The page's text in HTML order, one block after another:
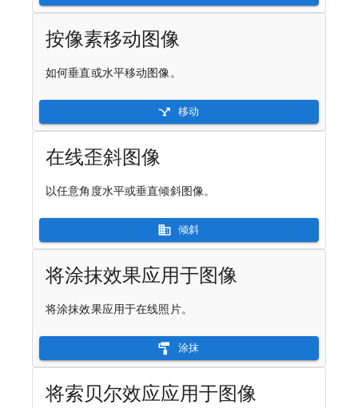
按像素移动图像
如何垂直或水平移动图像。
移动
在线歪斜图像
以任意角度水平或垂直倾斜图像。
倾斜
将涂抹效果应用于图像
将涂抹效果应用于在线照片。
涂抹
将索贝尔效应应用于图像